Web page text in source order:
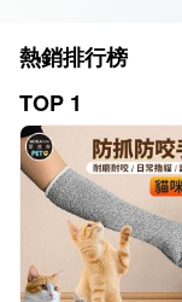
熱銷排行榜
TOP 1